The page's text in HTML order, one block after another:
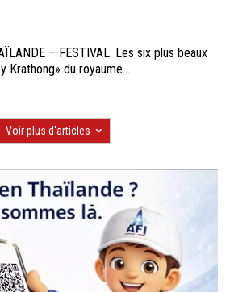
– FESTIVAL: Les six plus beaux
Krathong» du royaume...
Voir plus d'articles